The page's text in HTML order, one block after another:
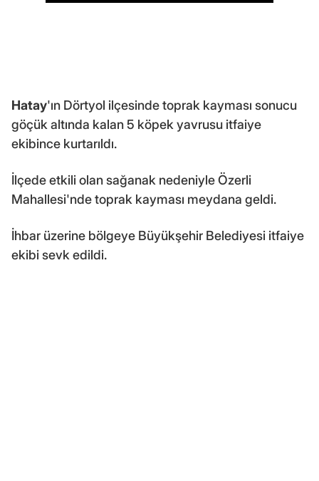
Hatay'ın Dörtyol ilçesinde toprak kayması sonucu
göçük altında kalan 5 köpek yavrusu itfaiye
ekibince kurtarıldı.
İlçede etkili olan sağanak nedeniyle Özerli
Mahallesi'nde toprak kayması meydana geldi.
İhbar üzerine bölgeye Büyükşehir Belediyesi itfaiye
ekibi sevk edildi.